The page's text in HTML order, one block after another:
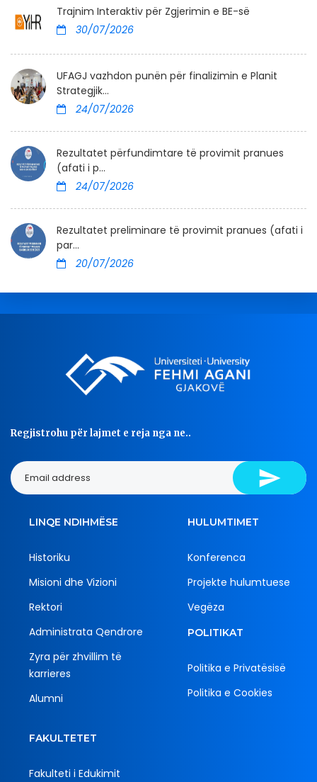
Trajnim Interaktiv për Zgjerimin e BE-së
30/07/2026
UFAGJ vazhdon punën për finalizimin e Planit
Strategjik...
24/07/2026
Rezultatet përfundimtare të provimit pranues
(afati i p...
24/07/2026
Rezultatet preliminare të provimit pranues (afati i
par...
20/07/2026
Regjistrohu për lajmet e reja nga ne..
LINQE NDIHMËSE
Historiku
Misioni dhe Vizioni
Rektori
Administrata Qendrore
Zyra për zhvillim të
karrieres
Alumni
HULUMTIMET
Konferenca
Projekte hulumtuese
Vegëza
POLITIKAT
Politika e Privatësisë
Politika e Cookies
FAKULTETET
Fakulteti i Edukimit